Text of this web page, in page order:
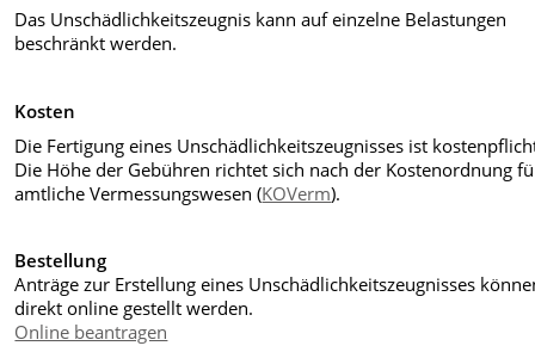
Das Unschädlichkeitszeugnis kann auf einzelne Belastungen
beschränkt werden.
Kosten
Die Fertigung eines Unschädlichkeitszeugnisses ist
Die Höhe der Gebühren richtet sich nach der Kostenordnung
amtliche Vermessungswesen (KOVerm).
Bestellung
Anträge zur Erstellung eines Unschädlichkeitszeugnisses
direkt online gestellt werden.
Online beantragen